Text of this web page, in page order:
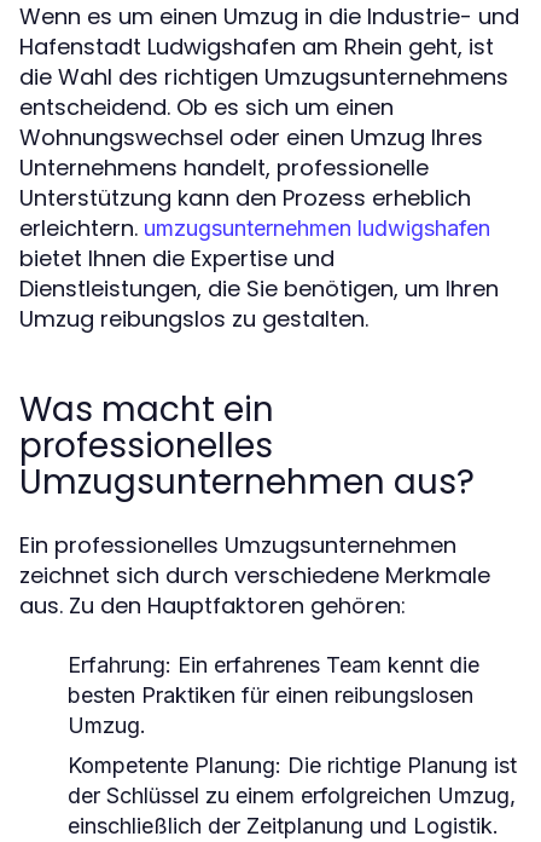
Wenn es um einen Umzug in die Industrie- und
Hafenstadt Ludwigshafen am Rhein geht, ist
die Wahl des richtigen Umzugsunternehmens
entscheidend. Ob es sich um einen
Wohnungswechsel oder einen Umzug Ihres
Unternehmens handelt, professionelle
Unterstützung kann den Prozess erheblich
erleichtern. umzugsunternehmen ludwigshafen
bietet Ihnen die Expertise und
Dienstleistungen, die Sie benötigen, um Ihren
Umzug reibungslos zu gestalten.
Was macht ein
professionelles
Umzugsunternehmen aus?
Ein professionelles Umzugsunternehmen
zeichnet sich durch verschiedene Merkmale
aus. Zu den Hauptfaktoren gehören:
Erfahrung: Ein erfahrenes Team kennt die
besten Praktiken für einen reibungslosen
Umzug.
Kompetente Planung: Die richtige Planung ist
der Schlüssel zu einem erfolgreichen Umzug,
einschließlich der Zeitplanung und Logistik.